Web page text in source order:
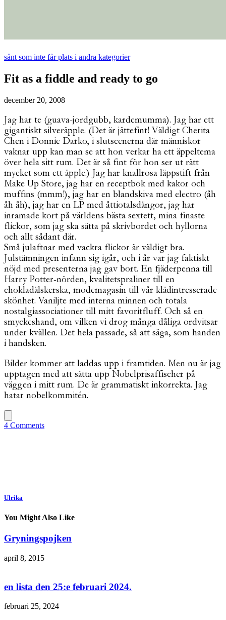
sånt som inte får plats i andra kategorier
Fit as a fiddle and ready to go
december 20, 2008
Jag har te (guava-jordgubb, kardemumma). Jag har ett
gigantiskt silveräpple. (Det är jättefint! Väldigt Cherita
Chen i Donnie Darko, i slutscenerna där människor
vaknar upp kan man se att hon verkar ha ett äppeltema
över hela sitt rum. Det är så fint för hon ser ut rätt
mycket som ett äpple.) Jag har knallrosa läppstift från
Make Up Store, jag har en receptbok med kakor och
muffins (mmm!), jag har en blandskiva med electro (åh
åh åh), jag har en LP med åttiotalsdängor, jag har
inramade kort på världens bästa sextett, mina finaste
flickor, som jag ska sätta på skrivbordet och hyllorna
och allt sådant där.
Små julaftnar med vackra flickor är väldigt bra.
Julstämningen infann sig igår, och i år var jag faktiskt
nöjd med presenterna jag gav bort. En fjäderpenna till
Harry Potter-nörden, kvalitetspraliner till en
chokladälskerska, modemagasin till vår klädintresserade
skönhet. Vaniljte med interna minnen och totala
nostalgiassociationer till mitt favoritfluff. Och så en
smyckeshand, om vilken vi drog många dåliga ordvitsar
under kvällen. Det hela passade, så att säga, som handen
i handsken.
Bilder kommer att laddas upp i framtiden. Men nu är jag
upptagen med att sätta upp Nobelprisaffischer på
väggen i mitt rum. De är grammatiskt inkorrekta. Jag
hatar nobelkommitén.
4 Comments
Ulrika
You Might Also Like
Gryningspojken
april 8, 2015
en lista den 25:e februari 2024.
februari 25, 2024